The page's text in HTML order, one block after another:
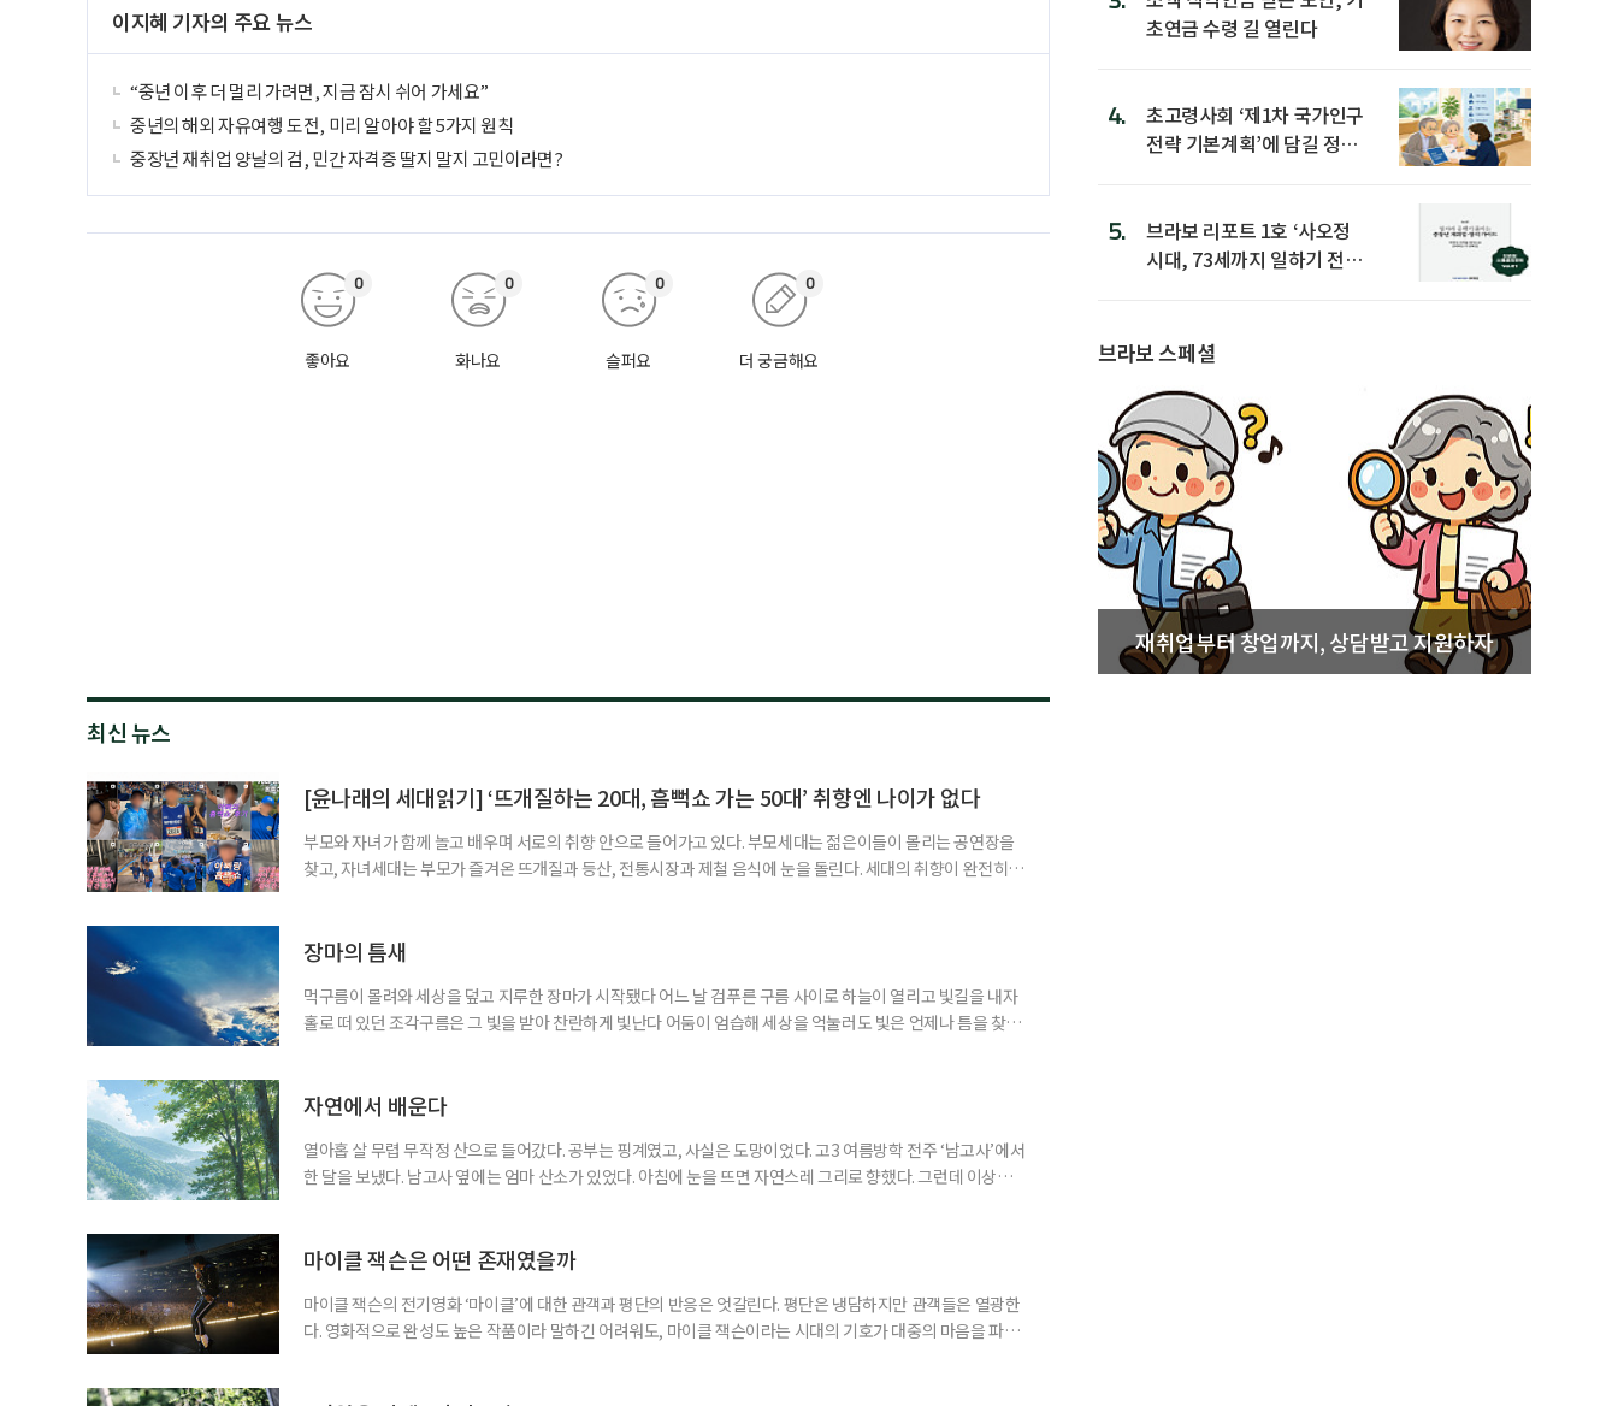
이지혜 기자의 주요 뉴스
“중년 이후 더 멀리 가려면, 지금 잠시 쉬어 가세요”
중년의 해외 자유여행 도전, 미리 알아야 할 5가지 원칙
중장년 재취업 양날의 검, 민간 자격증 딸지 말지 고민이라면?
좋아요
0
화나요
0
슬퍼요
0
더 궁금해요
0
최신 뉴스
[윤나래의 세대읽기] ‘뜨개질하는 20대, 흠뻑쇼 가는 50대’ 취향엔 나이가 없다
부모와 자녀가 함께 놀고 배우며 서로의 취향 안으로 들어가고 있다. 부모세대는 젊은이들이 몰리는 공연장을
찾고, 자녀세대는 부모가 즐겨온 뜨개질과 등산, 전통시장과 제철 음식에 눈을 돌린다. 세대의 취향이 완전히
에 맞춰 뛰는 여름 축제는 오랫동안 젊은 층의 놀이터처럼 여겨졌다. 김 씨도 처음에는 “내가 가도 어색하
장마의 틈새
먹구름이 몰려와 세상을 덮고 지루한 장마가 시작됐다 어느 날 검푸른 구름 사이로 하늘이 열리고 빛길을 내자
홀로 떠 있던 조각구름은 그 빛을 받아 찬란하게 빛난다 어둠이 엄습해 세상을 억눌러도 빛은 언제나 틈을 찾아
자연에서 배운다
열아홉 살 무렵 무작정 산으로 들어갔다. 공부는 핑계였고, 사실은 도망이었다. 고3 여름방학 전주 ‘남고사’에서
한 달을 보냈다. 남고사 옆에는 엄마 산소가 있었다. 아침에 눈을 뜨면 자연스레 그리로 향했다. 그런데 이상하
람의 눈길이 없는 곳에서 비로소 나는 나를 제대로 들여다볼 수 있었다. 산에서 보낸 한 달
마이클 잭슨은 어떤 존재였을까
마이클 잭슨의 전기영화 ‘마이클’에 대한 관객과 평단의 반응은 엇갈린다. 평단은 냉담하지만 관객들은 열광한
다. 영화적으로 완성도 높은 작품이라 말하긴 어려워도, 마이클 잭슨이라는 시대의 기호가 대중의 마음을 파고
초연금 수령 길 열린다
4.
초고령사회 ‘제1차 국가인구
전략 기본계획’에 담길 정책
5.
브라보 리포트 1호 ‘사오정
시대, 73세까지 일하기 전략’
브라보 스페셜
재취업부터 창업까지, 상담받고 지원하자